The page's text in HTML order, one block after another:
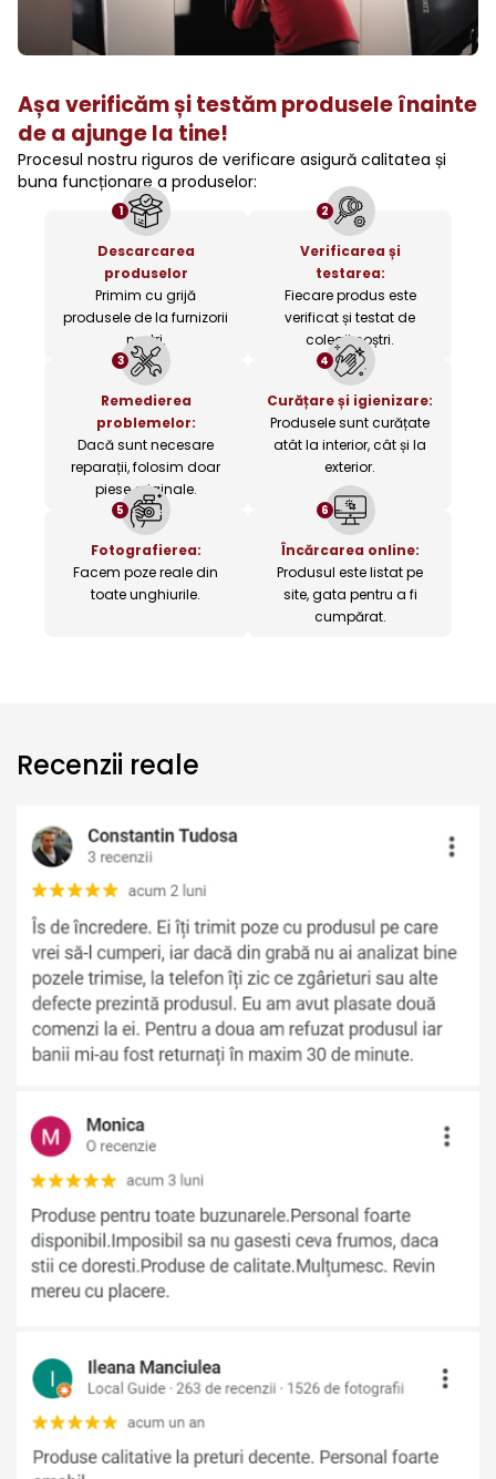
Așa verificăm și testăm produsele înainte
de a ajunge la tine!
Procesul nostru riguros de verificare asigură calitatea și
buna funcționare a produselor:
1
Descarcarea
produselor
Primim cu grijă
produsele de la furnizorii
noștri.
2
Verificarea și
testarea:
Fiecare produs este
verificat și testat de
colegii noștri.
3
Remedierea
problemelor:
Dacă sunt necesare
reparații, folosim doar
piese originale.
4
Curățare și igienizare:
Produsele sunt curățate
atât la interior, cât și la
exterior.
5
Fotografierea:
Facem poze reale din
toate unghiurile.
6
Încărcarea online:
Produsul este listat pe
site, gata pentru a fi
cumpărat.
Recenzii reale